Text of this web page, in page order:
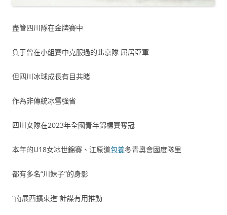
盡管四川隊在金牌賽中
負于曾在小組賽中克服過的北京隊 屈居亞軍
但四川冰球成長有目共睹
作為非傳統冰雪強省
四川女隊在2023年全國青年錦標賽奪冠
本年的U18女冰世錦賽、江原道包養冬青奧會國度隊里
都有多名“川妹子”的身影
“南展西擴東進”計謀有用推動